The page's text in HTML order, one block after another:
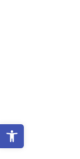
Ouvrir la barre d’outils